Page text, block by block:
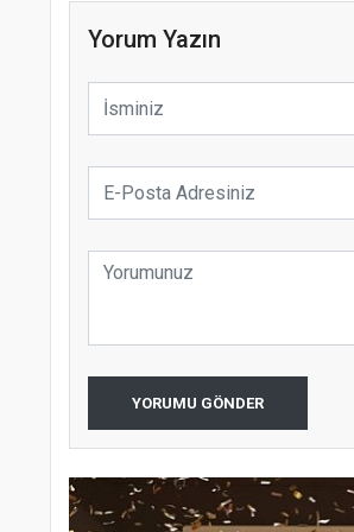
Yorum Yazın
YORUMU GÖNDER